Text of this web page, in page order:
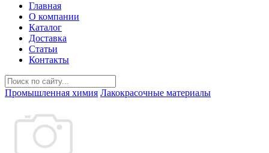
Главная
О компании
Каталог
Доставка
Статьи
Контакты
Промышленная химия Лакокрасочные материалы